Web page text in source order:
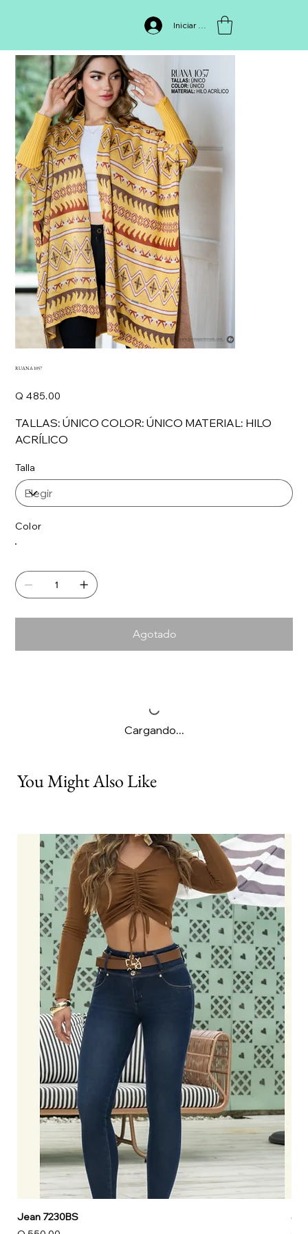
Iniciar sesión
RUANA 1057
Q 485.00
TALLAS: ÚNICO COLOR: ÚNICO MATERIAL: HILO
ACRÍLICO
Talla
Color
Agotado
Cargando...
You Might Also Like
Jean 7230BS